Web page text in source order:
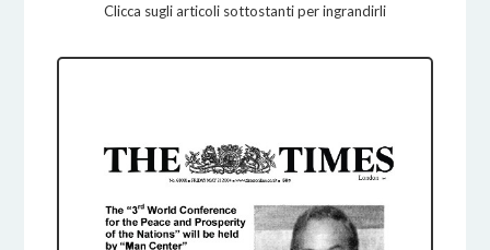
Clicca sugli articoli sottostanti per ingrandirli